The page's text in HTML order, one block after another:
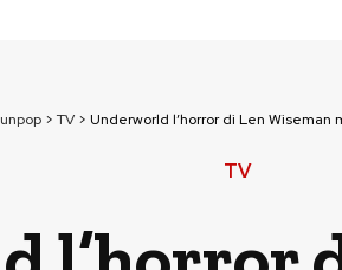
> TV> Underworld l’horror di Len Wiseman
TV